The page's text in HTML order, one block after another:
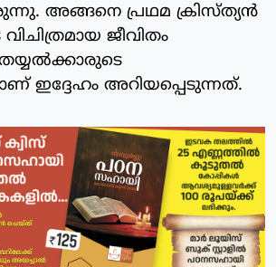
അങ്ങനെ പ്രഥമ ക്രിസ്ത്യന്‍
ജീവിതം
ഇദ്ദേഹം അറിയപ്പെടുന്നത്.